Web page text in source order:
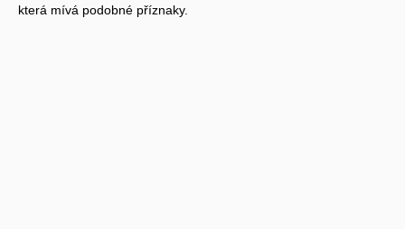
která mívá podobné příznaky.